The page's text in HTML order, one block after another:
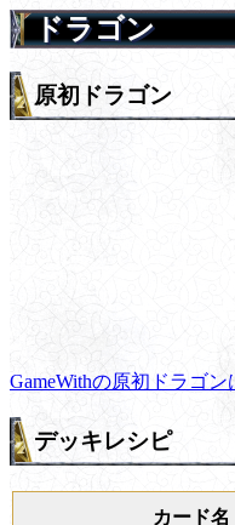
ドラゴン
原初ドラゴン
GameWithの原初ドラゴン
デッキレシピ
カード名